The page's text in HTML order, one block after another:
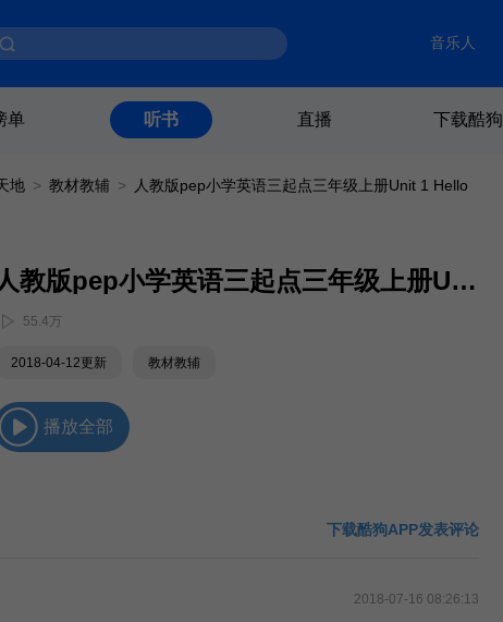
音乐人
单 听书 直播 下载酷狗
地 > 教材教辅 >
人教版pep小学英语三起点三年级上册Unit 1 Hello
人教版pep小学英语三起点三年级上册Unit 1 Hello (A)
55.4万
2018-04-12更新 教材教辅
播放全部
下载酷狗APP发表评论
2018-07-16 08:26:13